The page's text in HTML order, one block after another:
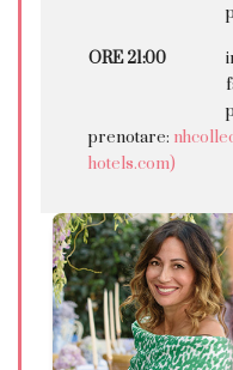
ORE 21:00
prenotare:
hotels.com)